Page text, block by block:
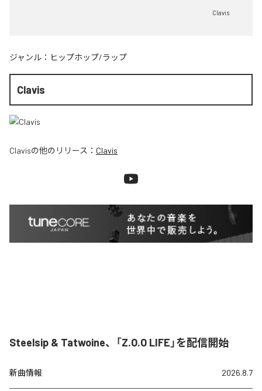
Clavis
ジャンル： ヒップホップ/ラップ
Clavis
Clavisの他のリリース： Clavis
Steelsip & Tatwoine、「Z.O.O LIFE」を配信開始
新曲情報 2026.8.7